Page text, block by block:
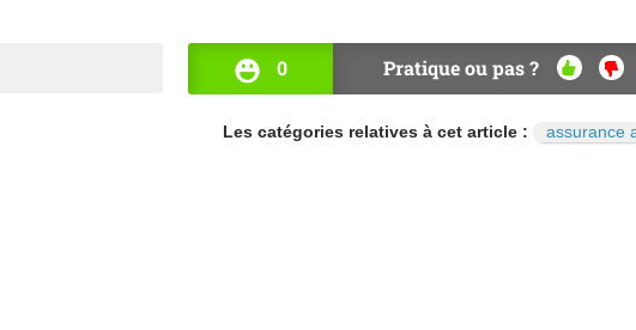
0 Pratique ou pas ?
OUI NON
Les catégories relatives à cet article : assurance